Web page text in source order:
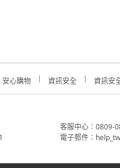
安心購物 資訊安全 資訊安
客服中心：0809-
電子郵件：